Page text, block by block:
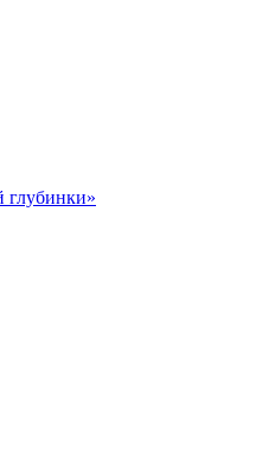
глубинки»